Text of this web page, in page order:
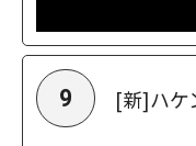
9 [新]ハケ